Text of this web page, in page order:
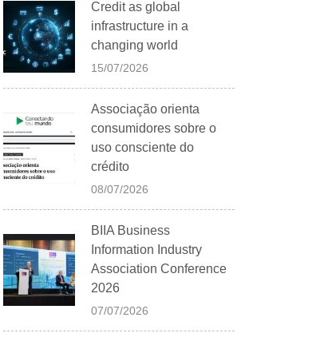
Credit as global
infrastructure in a
changing world
15/07/2026
Associação orienta
consumidores sobre o
uso consciente do
crédito
08/07/2026
BIIA Business
Information Industry
Association Conference
2026
07/07/2026